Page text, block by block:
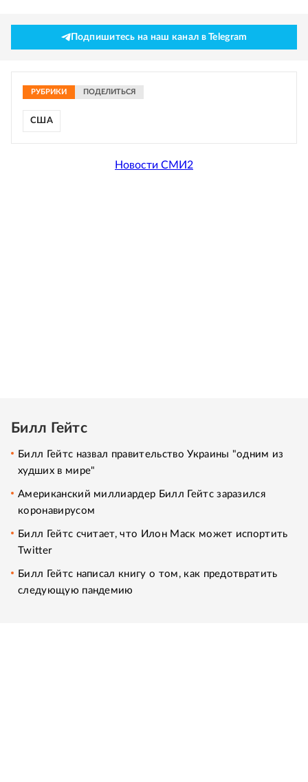
Подпишитесь на наш канал в Telegram
РУБРИКИ ПОДЕЛИТЬСЯ
США
Новости СМИ2
Билл Гейтс
Билл Гейтс назвал правительство Украины "одним из
худших в мире"
Американский миллиардер Билл Гейтс заразился
коронавирусом
Билл Гейтс считает, что Илон Маск может испортить
Twitter
Билл Гейтс написал книгу о том, как предотвратить
следующую пандемию